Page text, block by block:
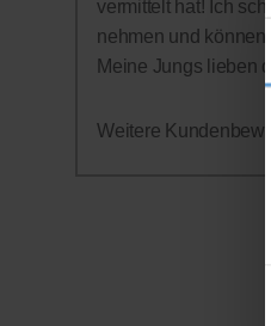
vermittelt hat! Ich
nehmen und
Meine Jungs lieben
Weitere